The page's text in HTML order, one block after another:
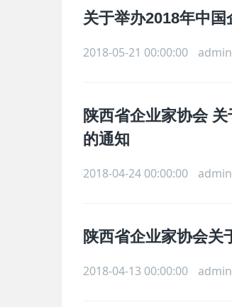
关于举办2018年中
2018-05-21 00:00:00 admin
陕西省企业家协会
的通知
2018-04-24 00:00:00 admin
陕西省企业家协会关
2018-04-13 00:00:00 admin